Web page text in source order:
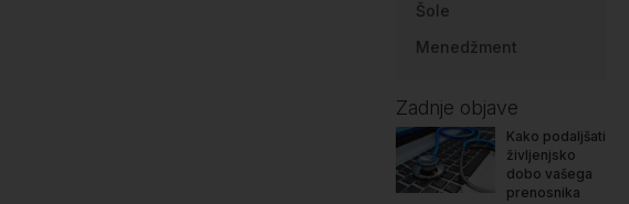
Šole
Menedžment
Zadnje objave
Kako podaljšati
življenjsko
dobo vašega
prenosnika